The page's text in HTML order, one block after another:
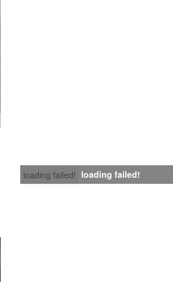
loading failed! loading failed!